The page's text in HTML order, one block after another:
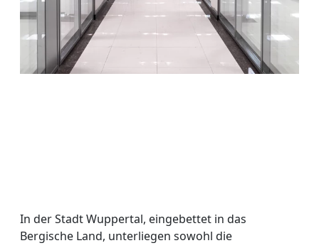
In der Stadt Wuppertal, eingebettet in das
Bergische Land, unterliegen sowohl die